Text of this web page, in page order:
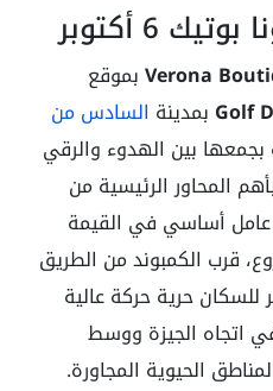
6 أكتوبر
بموقع
Golf بمدينة السادس من
بين الهدوء والرقي
المحاور الرئيسية من
عامل أساسي في القيمة
قرب الكمبوند من الطريق
للسكان حرية حركة عالية
اتجاه الجيزة ووسط
الحيوية المجاورة.